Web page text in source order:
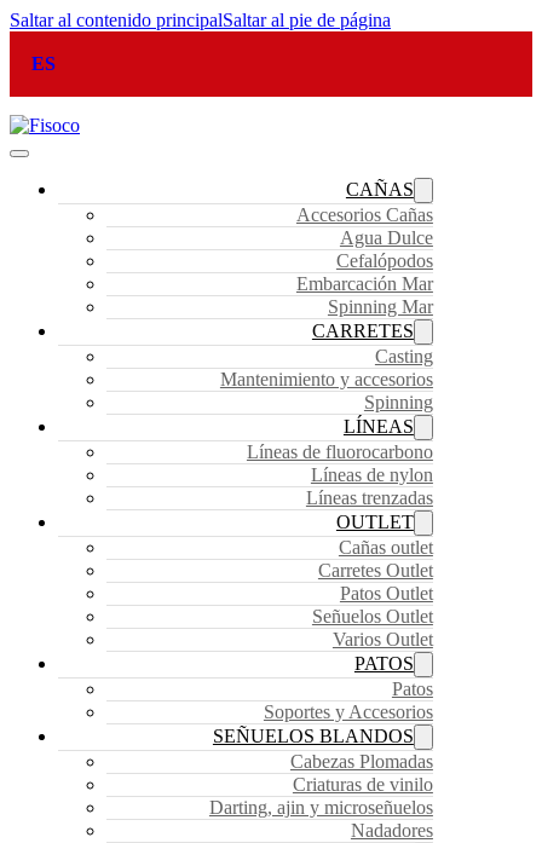
Saltar al contenido principalSaltar al pie de página
ES
CAÑAS
Accesorios Cañas
Agua Dulce
Cefalópodos
Embarcación Mar
Spinning Mar
CARRETES
Casting
Mantenimiento y accesorios
Spinning
LÍNEAS
Líneas de fluorocarbono
Líneas de nylon
Líneas trenzadas
OUTLET
Cañas outlet
Carretes Outlet
Patos Outlet
Señuelos Outlet
Varios Outlet
PATOS
Patos
Soportes y Accesorios
SEÑUELOS BLANDOS
Cabezas Plomadas
Criaturas de vinilo
Darting, ajin y microseñuelos
Nadadores